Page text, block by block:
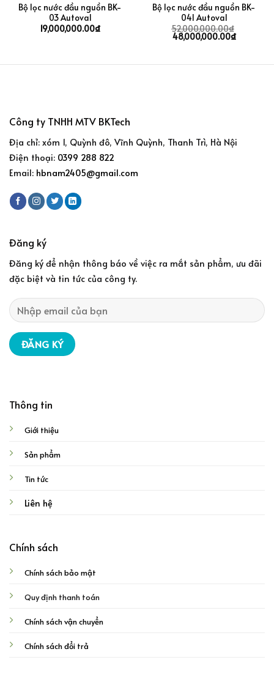
Bộ lọc nước đầu nguồn BK-
03 Autoval
19,000,000.00₫
Bộ lọc nước đầu nguồn BK-
04I Autoval
52,000,000.00₫
48,000,000.00₫
Công ty TNHH MTV BKTech
Địa chỉ: xóm 1, Quỳnh đô, Vĩnh Quỳnh, Thanh Trì, Hà Nội
Điện thoại: 0399 288 822
Email: hbnam2405@gmail.com
Thông tin
Giới thiệu
Sản phẩm
Tin tức
Liên hệ
Chính sách
Chính sách bảo mật
Quy định thanh toán
Chính sách vận chuyển
Chính sách đổi trả
Đăng ký
Đăng ký để nhận thông báo về việc ra mắt sản phẩm, ưu đãi
đặc biệt và tin tức của công ty.